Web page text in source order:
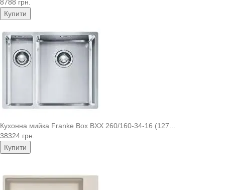
8788 грн.
Купити
Кухонна мийка Franke Box BXX 260/160-34-16 (127...
38324 грн.
Купити